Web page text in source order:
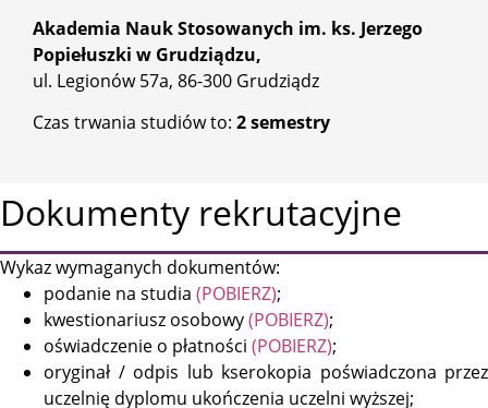
Akademia Nauk Stosowanych im. ks. Jerzego
Popiełuszki w Grudziądzu,
ul. Legionów 57a, 86-300 Grudziądz
Czas trwania studiów to: 2 semestry
Dokumenty rekrutacyjne
Wykaz wymaganych dokumentów:
podanie na studia (POBIERZ);
kwestionariusz osobowy(POBIERZ);
oświadczenie o płatności (POBIERZ);
oryginał / odpis lub kserokopia poświadczona przez
uczelnię dyplomu ukończenia uczelni wyższej;